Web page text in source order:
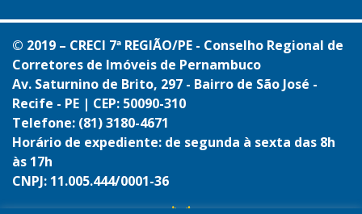
© 2019 – CRECI 7ª REGIÃO/PE - Conselho Regional de
Corretores de Imóveis de Pernambuco
Av. Saturnino de Brito, 297 - Bairro de São José -
Recife - PE | CEP: 50090-310
Telefone: (81) 3180-4671
Horário de expediente: de segunda à sexta das 8h
às 17h
CNPJ: 11.005.444/0001-36